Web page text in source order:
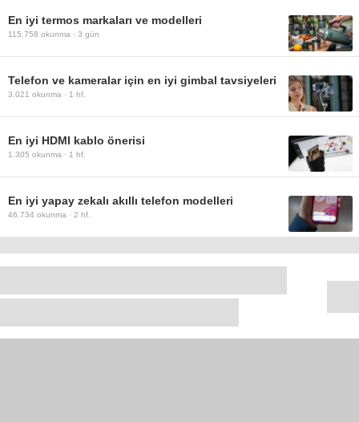
En iyi termos markaları ve modelleri
115.758 okunma · 3 gün
Telefon ve kameralar için en iyi gimbal tavsiyeleri
3.021 okunma · 1 hf.
En iyi HDMI kablo önerisi
1.305 okunma · 1 hf.
En iyi yapay zekalı akıllı telefon modelleri
46.734 okunma · 2 hf.